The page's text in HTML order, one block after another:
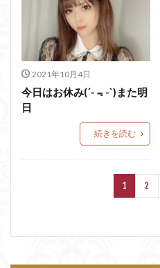
2021年10月4日
今日はお休み(´-﹃-`)また明
日
続きを読む
1 2